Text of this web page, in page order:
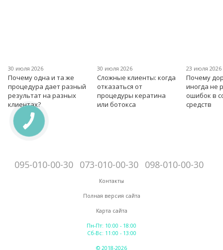
30 июля 2026
Почему одна и та же
процедура дает разный
результат на разных
клиентах?
30 июля 2026
Сложные клиенты: когда
отказаться от
процедуры кератина
или ботокса
23 июля 2026
Почему
иногда не
ошибок в
средств
095-010-00-30 073-010-00-30 098-010-00-30
Контакты
Полная версия сайта
Карта сайта
Пн-Пт: 10:00 - 18:00
Сб-Вс: 11:00 - 13:00
© 2018-2026